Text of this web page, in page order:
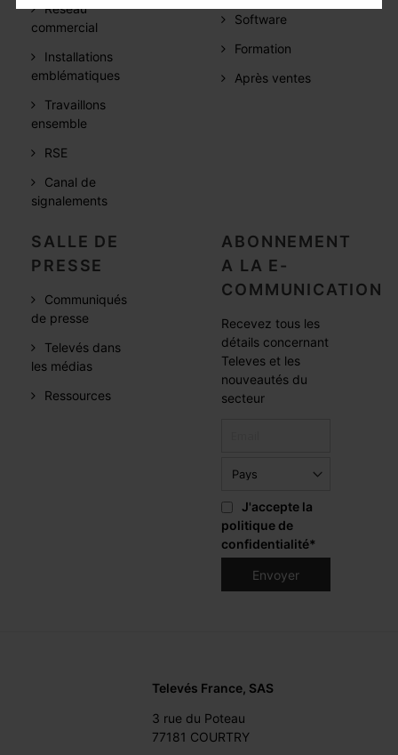
Réseau
commercial
Installations
emblématiques
Travaillons
ensemble
RSE
Canal de
signalements
Software
Formation
Après ventes
SALLE DE
PRESSE
Communiqués
de presse
Televés dans
les médias
Ressources
ABONNEMENT
A LA E-
COMMUNICATION
Recevez tous les
détails concernant
Televes et les
nouveautés du
secteur
J'accepte la
politique de
confidentialité*
Televés France, SAS
3 rue du Poteau
77181 COURTRY